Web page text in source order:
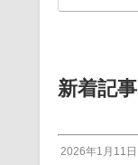
新着記事
2026年1月11日